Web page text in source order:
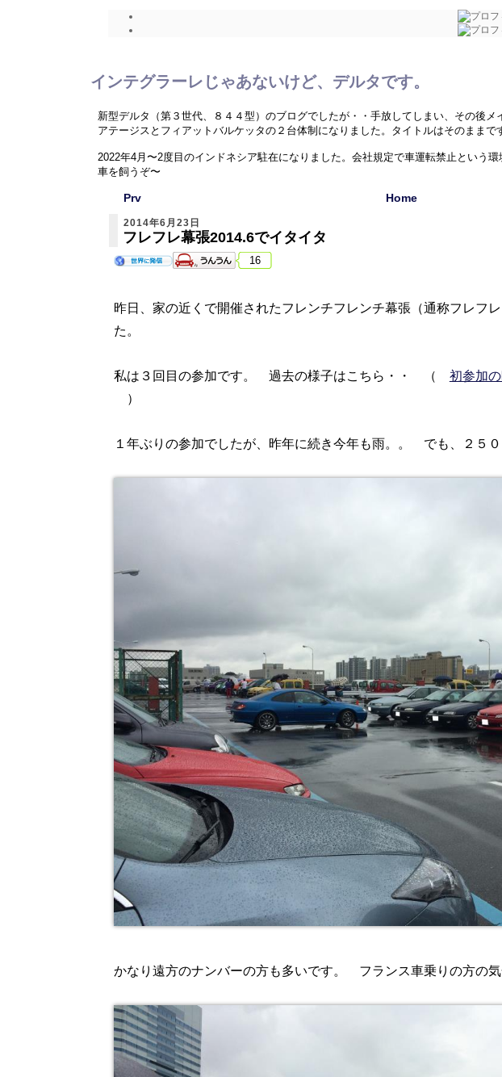
インテグラーレじゃあないけど、デルタです。
新型デルタ（第３世代、８４４型）のブログでしたが・・手放してしまい、その
アテージスとフィアットバルケッタの２台体制になりました。タイトルはそのままで
2022年4月〜2度目のインドネシア駐在になりました。会社規定で車運転禁止という
車を飼うぞ〜
ニューデルタ、Ｃ４ピカソ、バルケッタネタ以外に、海外のクルマ、珍しい中古車
Prv Home
2014年6月23日
フレフレ幕張2014.6でイタイタ
16
昨日、家の近くで開催されたフレンチフレンチ幕張（通称フレフ
た。
私は３回目の参加です。 過去の様子はこちら・・ （ 初参加
）
１年ぶりの参加でしたが、昨年に続き今年も雨。。 でも、２５
かなり遠方のナンバーの方も多いです。 フランス車乗りの方の気